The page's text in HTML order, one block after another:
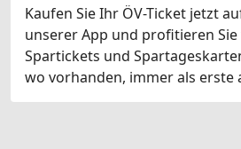
Kaufen Sie Ihr ÖV-Ticket jetzt
unserer App und profitieren
Spartickets und
wo vorhanden, immer als erste